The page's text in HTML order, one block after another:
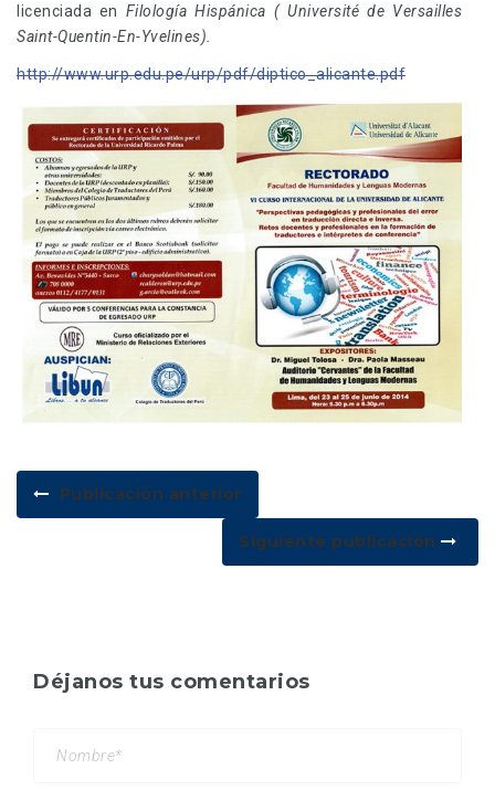
licenciada en Filología Hispánica ( Université de Versailles
Saint-Quentin-En-Yvelines).
http://www.urp.edu.pe/urp/pdf/diptico_alicante.pdf
Publicación anterior
Siguiente publicación
Déjanos tus comentarios